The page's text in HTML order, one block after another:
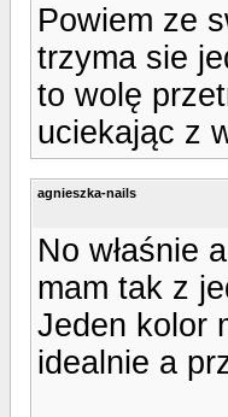
Powiem ze
trzyma sie
to wolę
uciekając z
agnieszka-nails
No właśnie
mam tak z
Jeden kolor
idealnie a